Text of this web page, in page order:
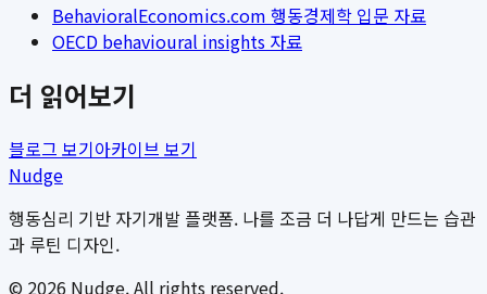
BehavioralEconomics.com 행동경제학 입문 자료
OECD behavioural insights 자료
더 읽어보기
블로그 보기아카이브 보기
Nudge
행동심리 기반 자기개발 플랫폼. 나를 조금 더 나답게 만드는 습관
과 루틴 디자인.
© 2026 Nudge. All rights reserved.